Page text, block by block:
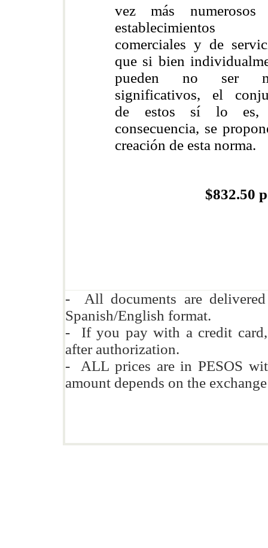
vez más numerosos
establecimientos
comerciales y de
que si bien
pueden no ser
significativos, el
de estos sí lo es,
consecuencia, se
creación de esta norma.
$832.50
- All documents are
Spanish/English format.
- If you pay with a credit
after authorization.
- ALL prices are in PESOS
amount depends on the